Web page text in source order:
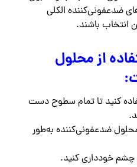
ضدعفونی‌کننده الکلی
انتخاب باشند.
از محلول
کنید تا تمام سطوح دست
ضدعفونی‌کننده به‌طور
چشم خودداری کنید.